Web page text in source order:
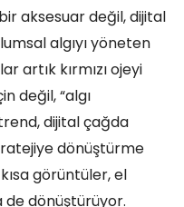
aksesuar değil, dijital
algıyı yöneten
artık kırmızı ojeyi
değil, “algı
dijital çağda
dönüştürme
görüntüler, el
dönüştürüyor.